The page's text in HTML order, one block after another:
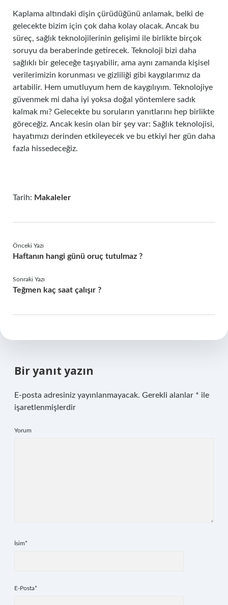
Kaplama altındaki dişin çürüdüğünü anlamak, belki de
gelecekte bizim için çok daha kolay olacak. Ancak bu
süreç, sağlık teknolojilerinin gelişimi ile birlikte birçok
soruyu da beraberinde getirecek. Teknoloji bizi daha
sağlıklı bir geleceğe taşıyabilir, ama aynı zamanda kişisel
verilerimizin korunması ve gizliliği gibi kaygılarımız da
artabilir. Hem umutluyum hem de kaygılıyım. Teknolojiye
güvenmek mi daha iyi yoksa doğal yöntemlere sadık
kalmak mı? Gelecekte bu soruların yanıtlarını hep birlikte
göreceğiz. Ancak kesin olan bir şey var: Sağlık teknolojisi,
hayatımızı derinden etkileyecek ve bu etkiyi her gün daha
fazla hissedeceğiz.
Tarih: Makaleler
Önceki Yazı
Haftanın hangi günü oruç tutulmaz ?
Sonraki Yazı
Teğmen kaç saat çalışır ?
Bir yanıt yazın
E-posta adresiniz yayınlanmayacak. Gerekli alanlar * ile
işaretlenmişlerdir
Yorum
İsim*
E-Posta*